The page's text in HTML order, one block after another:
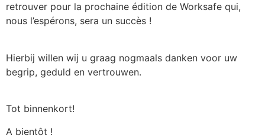
retrouver pour la prochaine édition de Worksafe qui,
nous l’espérons, sera un succès !
Hierbij willen wij u graag nogmaals danken voor uw
begrip, geduld en vertrouwen.
Tot binnenkort!
A bientôt !